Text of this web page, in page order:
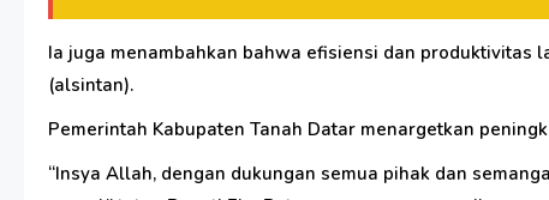
Ia juga menambahkan bahwa efisiensi dan
(alsintan).
Pemerintah Kabupaten Tanah Datar menargetkan
“Insya Allah, dengan dukungan semua pihak dan